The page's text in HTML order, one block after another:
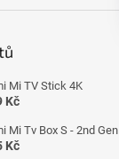
Mi TV Stick 4K
Kč
Mi Tv Box S - 2nd Gen
Kč